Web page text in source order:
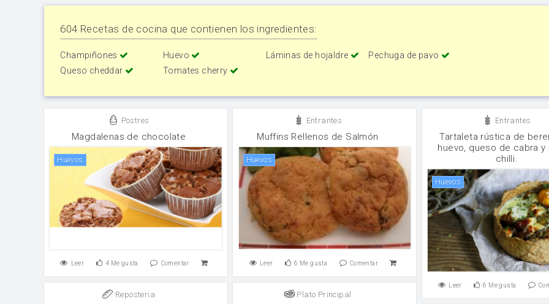
604 Recetas de cocina que contienen los ingredientes:
Champiñones Huevo Láminas de hojaldre
Pechuga de pavo
Queso cheddar
Tomates cherry
Postres
Magdalenas de chocolate
huevos
Leer 4 Me gusta Comentar
Entrantes
Muffins Rellenos de Salmón
huevos
Leer 6 Me gusta Comentar
Entrantes
Tartaleta rústica de
huevo, queso de cabra y
chilli.
huevos
Leer 6 Me gusta
Reposteria Plato Principal